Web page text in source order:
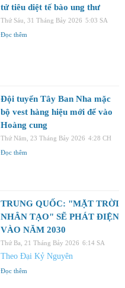
tử tiêu diệt tế bào ung thư
Thứ Sáu, 31 Tháng Bảy 2026 5:03 SA
Đọc thêm
Đội tuyển Tây Ban Nha mặc
bộ vest hàng hiệu mới để vào
Hoàng cung
Thứ Năm, 23 Tháng Bảy 2026 4:28 CH
Đọc thêm
TRUNG QUỐC: "MẶT TRỜI
NHÂN TẠO" SẼ PHÁT ĐIỆN
VÀO NĂM 2030
Thứ Ba, 21 Tháng Bảy 2026 6:14 SA
Theo Đại Kỷ Nguyên
Đọc thêm